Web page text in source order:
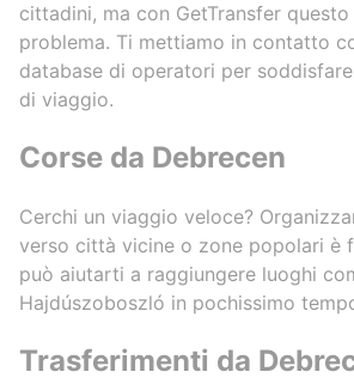
cittadini, ma con GetTransfer questo
problema. Ti mettiamo in contatto
database di operatori per
di viaggio.
Corse da Debrecen
Cerchi un viaggio veloce?
verso città vicine o zone popolari è
può aiutarti a raggiungere luoghi
Hajdúszoboszló in pochissimo
Trasferimenti da